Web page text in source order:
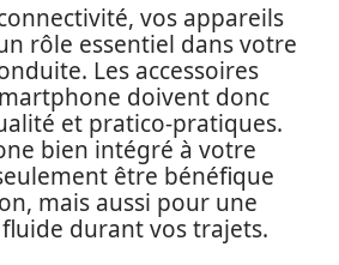
vos appareils
rôle essentiel dans votre
Les accessoires
doivent donc
et pratico-pratiques.
bien intégré à votre
être bénéfique
mais aussi pour une
durant vos trajets.